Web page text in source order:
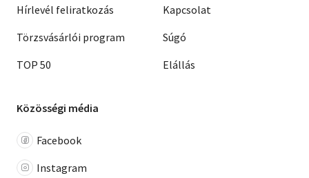
Hírlevél feliratkozás
Törzsvásárlói program
TOP 50
Kapcsolat
Súgó
Elállás
Közösségi média
Facebook
Instagram